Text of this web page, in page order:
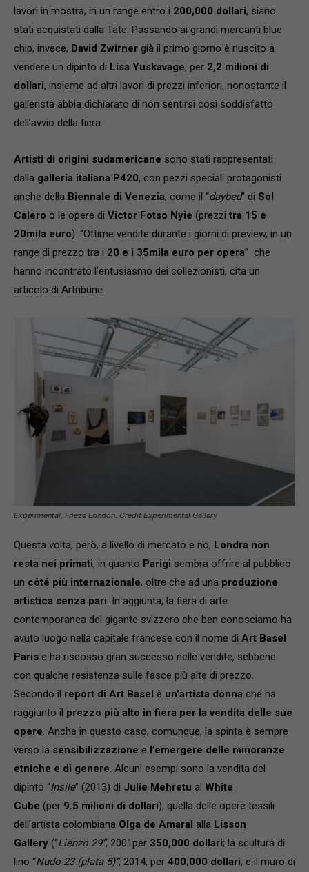
lavori in mostra, in un range entro i 200,000 dollari, siano
stati acquistati dalla Tate. Passando ai grandi mercanti blue
chip, invece, David Zwirner già il primo giorno è riuscito a
vendere un dipinto di Lisa Yuskavage, per 2,2 milioni di
dollari, insieme ad altri lavori di prezzi inferiori, nonostante il
gallerista abbia dichiarato di non sentirsi così soddisfatto
dell’avvio della fiera.
Artisti di origini sudamericane sono stati rappresentati
dalla galleria italiana P420, con pezzi speciali protagonisti
anche della Biennale di Venezia, come il “daybed” di Sol
Calero o le opere di Victor Fotso Nyie (prezzi tra 15 e
20mila euro). “Ottime vendite durante i giorni di preview, in un
range di prezzo tra i 20 e i 35mila euro per opera” che
hanno incontrato l’entusiasmo dei collezionisti, cita un
articolo di Artribune.
Experimental, Frieze London. Credit Experimental Gallery
Questa volta, però, a livello di mercato e no, Londra non
resta nei primati, in quanto Parigi sembra offrire al pubblico
un côté più internazionale, oltre che ad una produzione
artistica senza pari. In aggiunta, la fiera di arte
contemporanea del gigante svizzero che ben conosciamo ha
avuto luogo nella capitale francese con il nome di Art Basel
Paris e ha riscosso gran successo nelle vendite, sebbene
con qualche resistenza sulle fasce più alte di prezzo.
Secondo il report di Art Basel è un’artista donna che ha
raggiunto il prezzo più alto in fiera per la vendita delle sue
opere. Anche in questo caso, comunque, la spinta è sempre
verso la sensibilizzazione e l’emergere delle minoranze
etniche e di genere. Alcuni esempi sono la vendita del
dipinto “Insile” (2013) di Julie Mehretu al White
Cube (per 9.5 milioni di dollari), quella delle opere tessili
dell’artista colombiana Olga de Amaral alla Lisson
Gallery (“Lienzo 29”, 2001per 350,000 dollari; la scultura di
lino “Nudo 23 (plata 5)”, 2014, per 400,000 dollari; e il muro di